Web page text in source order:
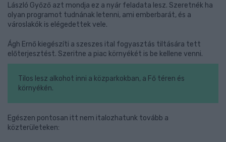
László Győző azt mondja ez a nyár feladata lesz. Szeretnék ha
olyan programot tudnának letenni, ami emberbarát, és a
városlakók is elégedettek vele.
Ágh Ernő kiegészíti a szeszes ital fogyasztás tiltására tett
előterjesztést. Szeritne a piac környékét is be kellene venni.
Tilos lesz alkohot inni a közparkokban, a Fő téren és
környékén.
Egészen pontosan itt nem italozhatunk tovább a
közterületeken: